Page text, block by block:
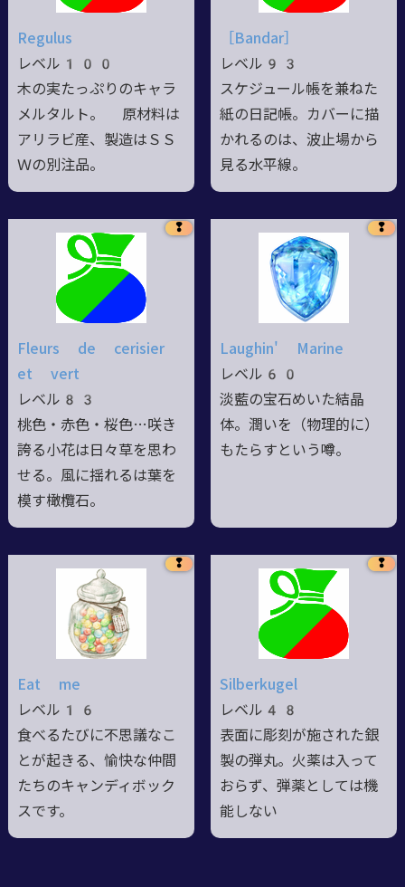
Regulus
レベル100
木の実たっぷりのキャラ
メルタルト。 原材料は
アリラビ産、製造はＳＳ
Ｗの別注品。
［Bandar］
レベル93
スケジュール帳を兼ねた
紙の日記帳。カバーに描
かれるのは、波止場から
見る水平線。
❢
Fleurs de cerisier
et vert
レベル83
桃色・赤色・桜色…咲き
誇る小花は日々草を思わ
せる。風に揺れるは葉を
模す橄欖石。
❢
Laughin' Marine
レベル60
淡藍の宝石めいた結晶
体。潤いを（物理的に）
もたらすという噂。
❢
Eat me
レベル16
食べるたびに不思議なこ
とが起きる、愉快な仲間
たちのキャンディボック
スです。
❢
Silberkugel
レベル48
表面に彫刻が施された銀
製の弾丸。火薬は入って
おらず、弾薬としては機
能しない